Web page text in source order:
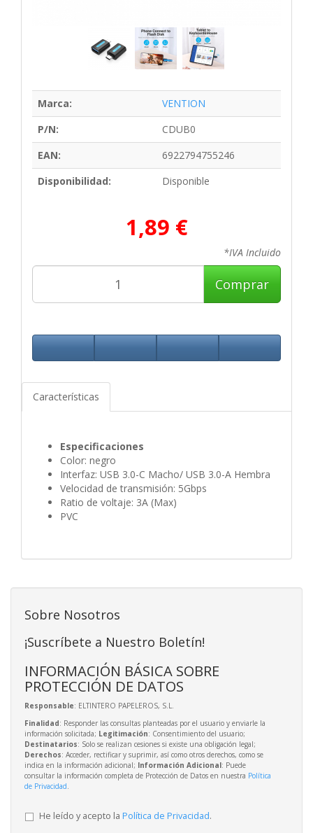
Marca:
VENTION
P/N:
CDUB0
EAN:
6922794755246
Disponibilidad:
Disponible
1,89 €
*IVA Incluido
Comprar
Características
Especificaciones
Color: negro
Interfaz: USB 3.0-C Macho/ USB 3.0-A Hembra
Velocidad de transmisión: 5Gbps
Ratio de voltaje: 3A (Max)
PVC
Sobre Nosotros
¡Suscríbete a Nuestro Boletín!
INFORMACIÓN BÁSICA SOBRE
PROTECCIÓN DE DATOS
Responsable: ELTINTERO PAPELEROS, S.L.
Finalidad: Responder las consultas planteadas por el usuario y enviarle la
información solicitada; Legitimación: Consentimiento del usuario;
Destinatarios: Solo se realizan cesiones si existe una obligación legal;
Derechos: Acceder, rectificar y suprimir, así como otros derechos, como se
indica en la información adicional; Información Adicional: Puede
consultar la información completa de Protección de Datos en nuestra Política
de Privacidad
He leído y acepto la Política de Privacidad.